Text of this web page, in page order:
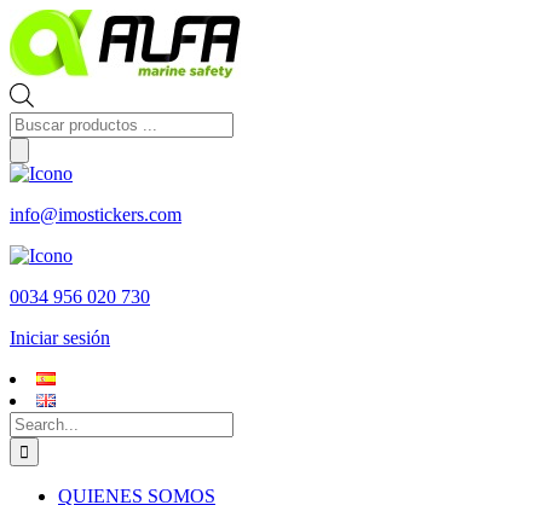
Skip
to
content
Búsqueda
de
productos
info@imostickers.com
0034 956 020 730
Iniciar sesión
Search
for:
QUIENES SOMOS